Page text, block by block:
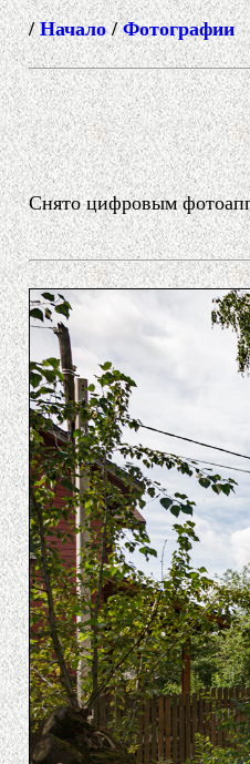
/Начало/Фотографии
Снято цифровым